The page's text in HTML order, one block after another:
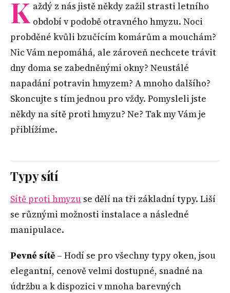
K aždý z nás jistě někdy zažil strasti letního
období v podobě otravného hmyzu. Noci
probděné kvůli bzučícím komárům a mouchám?
Nic Vám nepomáhá, ale zároveň nechcete trávit
dny doma se zabedněnými okny? Neustálé
napadání potravin hmyzem? A mnoho dalšího?
Skoncujte s tím jednou pro vždy. Pomysleli jste
někdy na sítě proti hmyzu? Ne? Tak my Vám je
přiblížíme.
Typy sítí
Sítě proti hmyzu se dělí na tři základní typy. Liší
se různými možnosti instalace a následné
manipulace.
Pevné sítě – Hodí se pro všechny typy oken, jsou
elegantní, cenově velmi dostupné, snadné na
údržbu a k dispozici v mnoha barevných